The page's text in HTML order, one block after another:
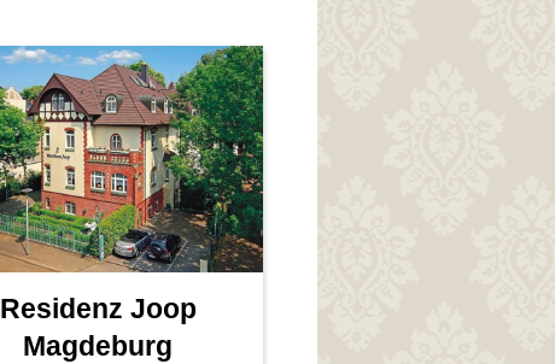
Residenz Joop
Magdeburg